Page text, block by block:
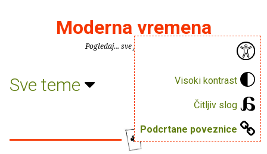
Visoki kontrast
Čitljiv slog
Podcrtane poveznice
Moderna vremena
Pogledaj... sve je puno knjiga.
Sve teme